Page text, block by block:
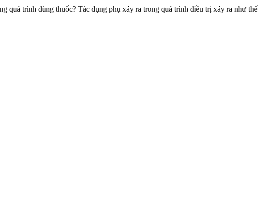
quá trình dùng thuốc? Tác dụng phụ xảy ra trong quá trình điều trị xảy ra như thế